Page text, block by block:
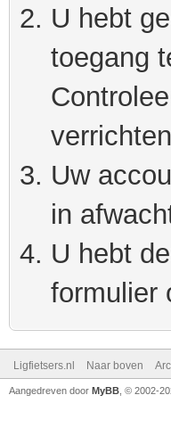
U hebt
toegang
Uw
in
U hebt
formulier
Ligfietsers.nl Naar boven
Aangedreven door MyBB , © 2002-